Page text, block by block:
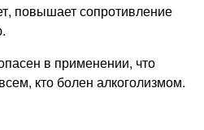
повышает сопротивление
в применении, что
кто болен алкоголизмом.